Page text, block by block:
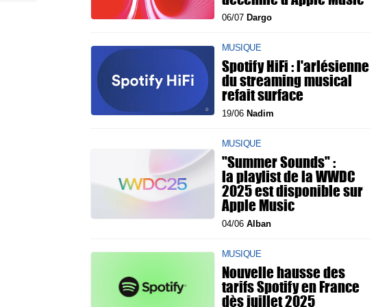
06/07 Dargo
MUSIQUE
Spotify HiFi : l'arlésienne
du streaming musical
refait surface
19/06 Nadim
MUSIQUE
"Summer Sounds" :
la playlist de la WWDC
2025 est disponible sur
Apple Music
04/06 Alban
MUSIQUE
Nouvelle hausse des
tarifs Spotify en France
dès juillet 2025